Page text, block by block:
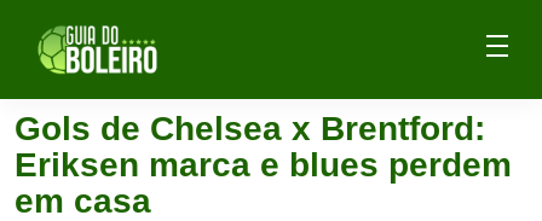
Gols de Chelsea x Brentford:
Eriksen marca e blues perdem
em casa